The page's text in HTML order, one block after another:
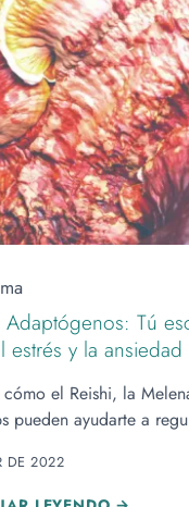
Tú
estrés y la ansiedad
cómo el Reishi, la
pueden ayudarte a
DE 2022